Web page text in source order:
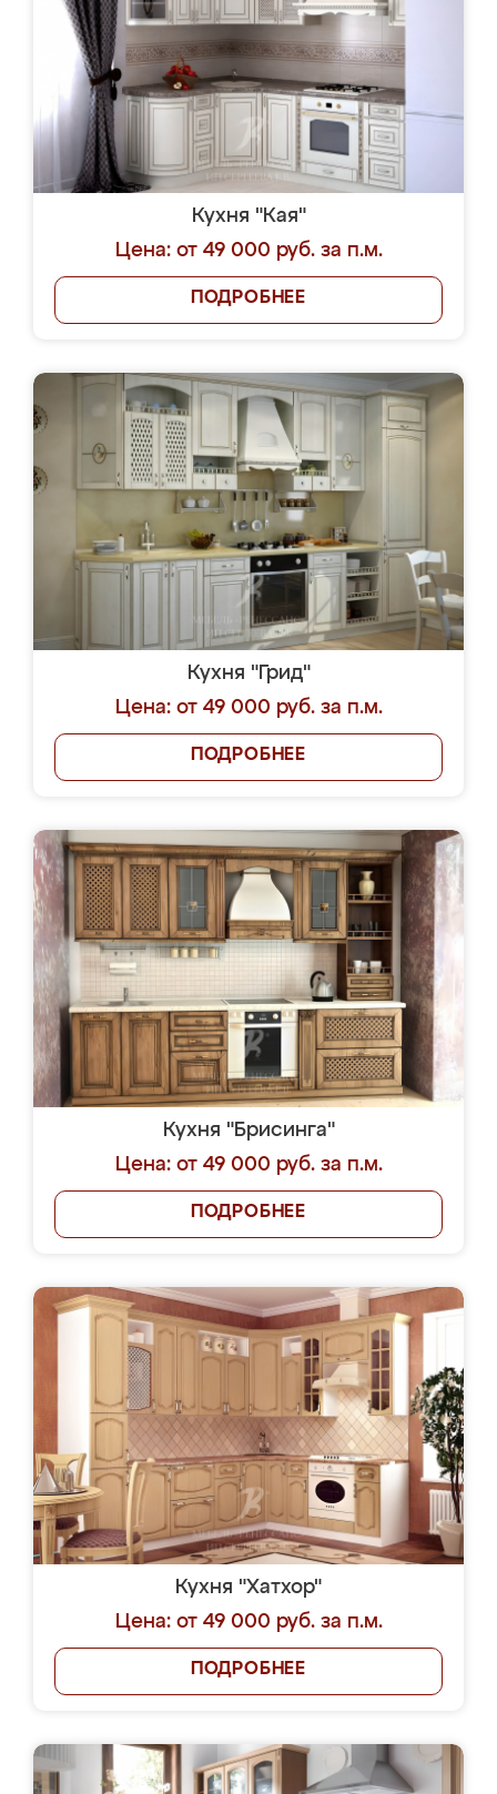
Кухня "Кая"
Цена: от 49 000 руб. за п.м.
ПОДРОБНЕЕ
Кухня "Грид"
Цена: от 49 000 руб. за п.м.
ПОДРОБНЕЕ
Кухня "Брисинга"
Цена: от 49 000 руб. за п.м.
ПОДРОБНЕЕ
Кухня "Хатхор"
Цена: от 49 000 руб. за п.м.
ПОДРОБНЕЕ